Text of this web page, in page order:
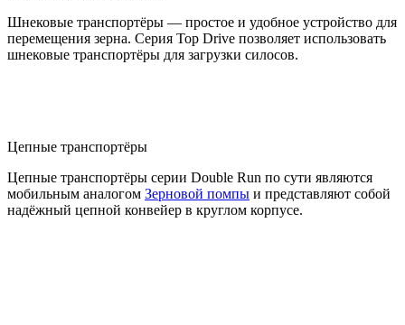
Шнековые транспортёры — простое и удобное устройство для
перемещения зерна. Серия Top Drive позволяет использовать
шнековые транспортёры для загрузки силосов.
Цепные транспортёры
Цепные транспортёры серии Double Run по сути являются
мобильным аналогом Зерновой помпы и представляют собой
надёжный цепной конвейер в круглом корпусе.